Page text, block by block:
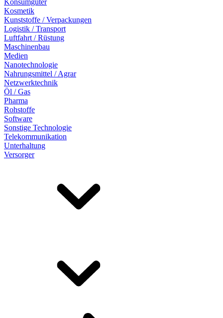
Konsumgüter
Kosmetik
Kunststoffe / Verpackungen
Logistik / Transport
Luftfahrt / Rüstung
Maschinenbau
Medien
Nanotechnologie
Nahrungsmittel / Agrar
Netzwerktechnik
Öl / Gas
Pharma
Rohstoffe
Software
Sonstige Technologie
Telekommunikation
Unterhaltung
Versorger